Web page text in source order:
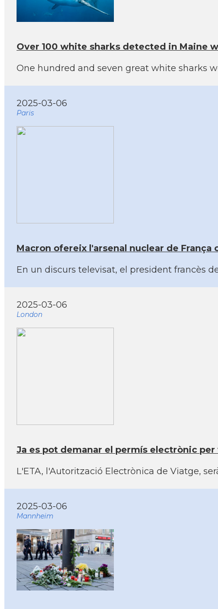
Over 100 white sharks detected in Maine
One hundred and seven great white sharks
2025-03-06
Paris
Macron ofereix l'arsenal nuclear de França
En un discurs televisat, el president francès
2025-03-06
London
Ja es pot demanar el permís electrònic
L'ETA, l'Autorització Electrònica de Viatge,
2025-03-06
Mannheim